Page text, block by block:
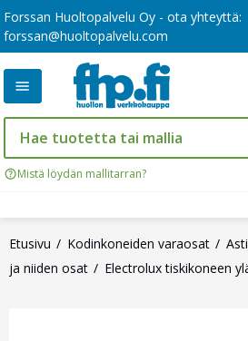
Forssan Huoltopalvelu Oy - ota yhteyttä:
forssan@huoltopalvelu.com
Mistä löydän mallitarran?
Etusivu Kodinkoneiden varaosat
ja niiden osat
Electrolux tiskikoneen